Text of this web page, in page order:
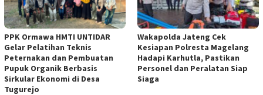
PPK Ormawa HMTI UNTIDAR
Gelar Pelatihan Teknis
Peternakan dan Pembuatan
Pupuk Organik Berbasis
Sirkular Ekonomi di Desa
Tugurejo
Wakapolda Jateng Cek
Kesiapan Polresta Magelang
Hadapi Karhutla, Pastikan
Personel dan Peralatan Siap
Siaga